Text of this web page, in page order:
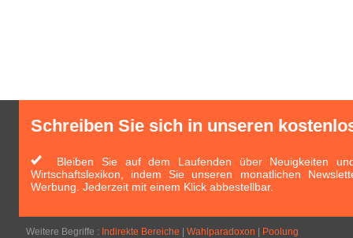
Schreiben Sie sich in unseren
Bleiben Sie auf dem Laufenden über Neuigkeiten
Wirtschaftslexikon, indem Sie unseren monatlichen
Werbung. Jederzeit mit einem Klick abbestellbar.
Weitere Begriffe : Indirekte Bereiche Wahlparadoxon Poolung